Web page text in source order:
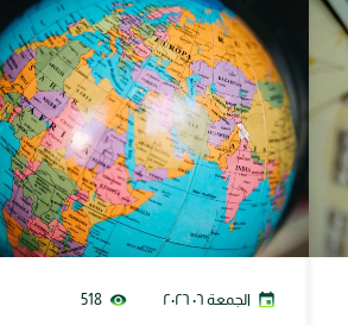
518 الجمعة ٠٦ ٢٠٢٦